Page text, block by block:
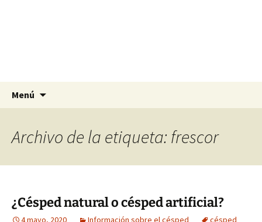
Menú
Archivo de la etiqueta: frescor
¿Césped natural o césped artificial?
4 mayo, 2020 Información sobre el césped
césped